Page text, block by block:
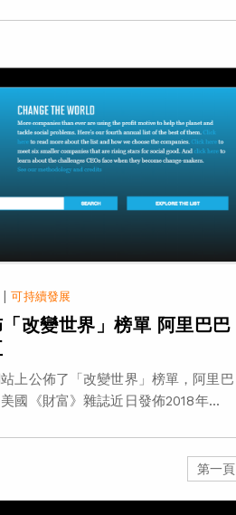
| 可持續發展
「改變世界」榜單 阿里巴巴
站上公佈了「改變世界」榜單，阿里巴
國《財富》雜誌近日發佈2018年...
第一頁